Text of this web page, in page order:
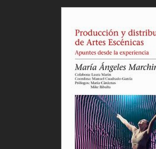
Cargar más